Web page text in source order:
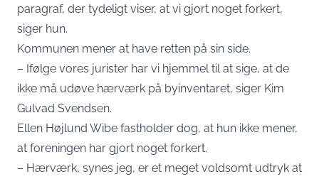
paragraf, der tydeligt viser, at vi gjort noget forkert,
siger hun.
Kommunen mener at have retten på sin side.
– Ifølge vores jurister har vi hjemmel til at sige, at de
ikke må udøve hærværk på byinventaret, siger Kim
Gulvad Svendsen.
Ellen Højlund Wibe fastholder dog, at hun ikke mener,
at foreningen har gjort noget forkert.
– Hærværk, synes jeg, er et meget voldsomt udtryk at